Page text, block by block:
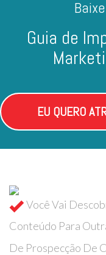
Guia de
EU QUERO
Você Vai
Conteúdo Para
De Prospecção De